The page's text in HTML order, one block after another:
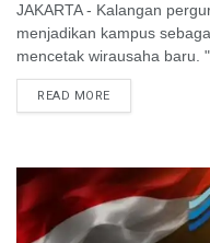
JAKARTA - Kalangan
menjadikan kampus
mencetak wirausaha baru.
ide baru dalam dunia
READ MORE